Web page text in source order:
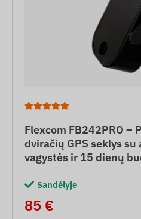
Flexcom FB242PRO –
dviračių GPS seklys su
vagystės ir 15 dienų
Sandėlyje
85 €